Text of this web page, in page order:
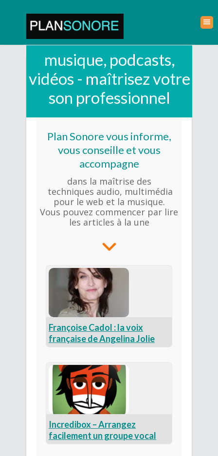
musique, podcasts,
vidéos - maîtrisez votre
son professionnel
Plan Sonore vous informe,
vous conseille et vous
accompagne
dans la maîtrise des
techniques audio, multimédia
pour le web et la musique.
Vous pouvez commencer par lire
les articles à la une
Françoise Cadol : la voix
française de Angelina Jolie
Incredibox – Arrangez
facilement un groupe vocal